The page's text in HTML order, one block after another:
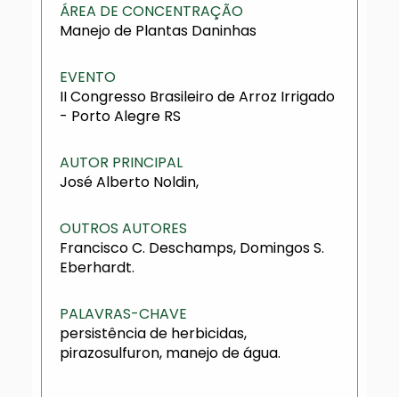
ÁREA DE CONCENTRAÇÃO
Manejo de Plantas Daninhas
EVENTO
II Congresso Brasileiro de Arroz Irrigado
- Porto Alegre RS
AUTOR PRINCIPAL
José Alberto Noldin,
OUTROS AUTORES
Francisco C. Deschamps, Domingos S.
Eberhardt.
PALAVRAS-CHAVE
persistência de herbicidas,
pirazosulfuron, manejo de água.